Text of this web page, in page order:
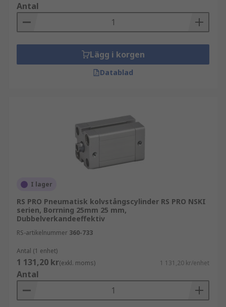
Antal
Lägg i korgen
Datablad
I lager
RS PRO Pneumatisk kolvstångscylinder RS PRO NSKI
serien, Borrning 25mm 25 mm,
Dubbelverkandeeffektiv
RS-artikelnummer 360-733
Antal (1 enhet)
1 131,20 kr(exkl. moms) 1 131,20 kr/enhet
Antal